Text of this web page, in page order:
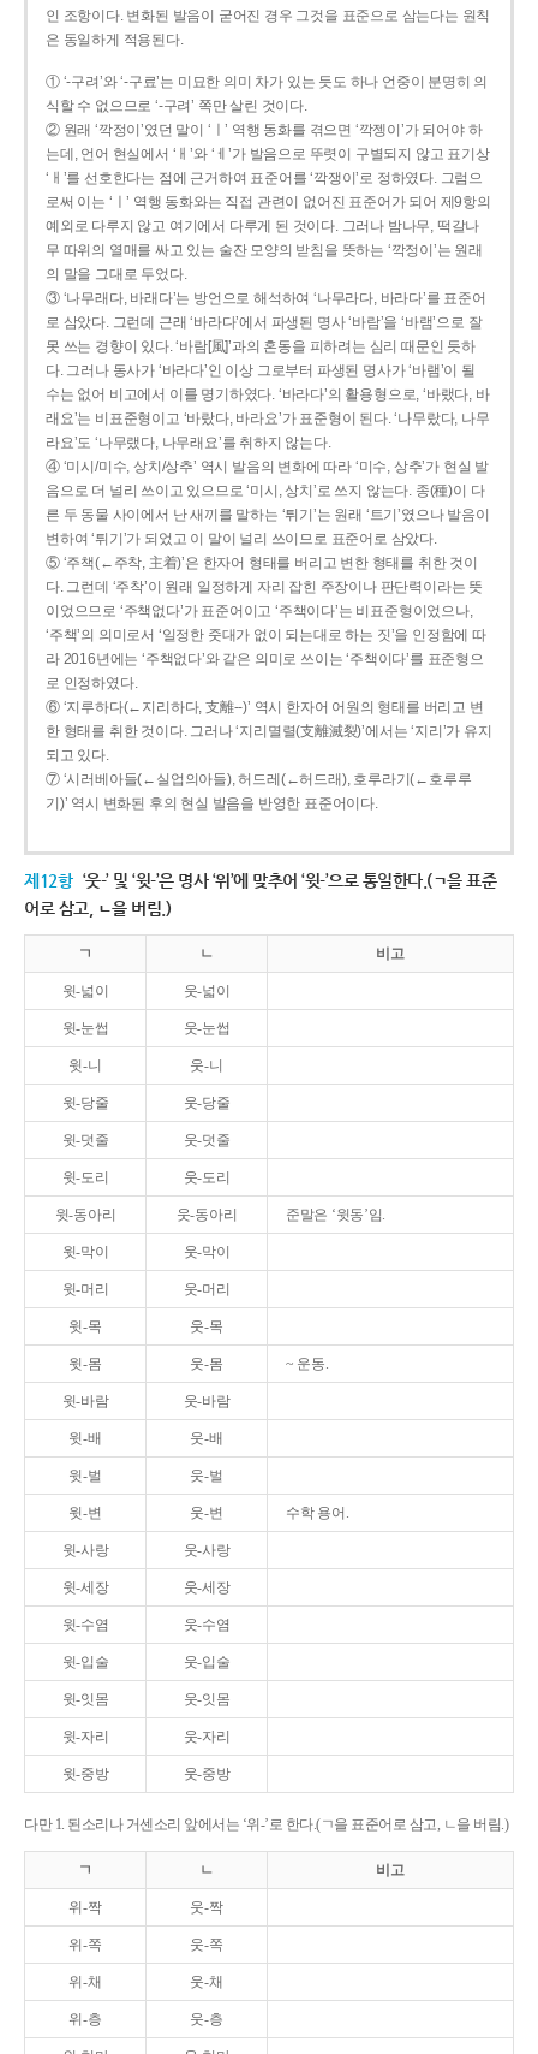
인 조항이다. 변화된 발음이 굳어진 경우 그것을 표준으로 삼는다는 원칙
은 동일하게 적용된다.
① ‘-구려’와 ‘-구료’는 미묘한 의미 차가 있는 듯도 하나 언중이 분명히 의
식할 수 없으므로 ‘-구려’ 쪽만 살린 것이다.
② 원래 ‘깍정이’였던 말이 ‘ㅣ’ 역행 동화를 겪으면 ‘깍젱이’가 되어야 하
는데, 언어 현실에서 ‘ㅐ’와 ‘ㅔ’가 발음으로 뚜렷이 구별되지 않고 표기상
‘ㅐ’를 선호한다는 점에 근거하여 표준어를 ‘깍쟁이’로 정하였다. 그럼으
로써 이는 ‘ㅣ’ 역행 동화와는 직접 관련이 없어진 표준어가 되어 제9항의
예외로 다루지 않고 여기에서 다루게 된 것이다. 그러나 밤나무, 떡갈나
무 따위의 열매를 싸고 있는 술잔 모양의 받침을 뜻하는 ‘깍정이’는 원래
의 말을 그대로 두었다.
③ ‘나무래다, 바래다’는 방언으로 해석하여 ‘나무라다, 바라다’를 표준어
로 삼았다. 그런데 근래 ‘바라다’에서 파생된 명사 ‘바람’을 ‘바램’으로 잘
못 쓰는 경향이 있다. ‘바람[風]’과의 혼동을 피하려는 심리 때문인 듯하
다. 그러나 동사가 ‘바라다’인 이상 그로부터 파생된 명사가 ‘바램’이 될
수는 없어 비고에서 이를 명기하였다. ‘바라다’의 활용형으로, ‘바랬다, 바
래요’는 비표준형이고 ‘바랐다, 바라요’가 표준형이 된다. ‘나무랐다, 나무
라요’도 ‘나무랬다, 나무래요’를 취하지 않는다.
④ ‘미시/미수, 상치/상추’ 역시 발음의 변화에 따라 ‘미수, 상추’가 현실 발
음으로 더 널리 쓰이고 있으므로 ‘미시, 상치’로 쓰지 않는다. 종(種)이 다
른 두 동물 사이에서 난 새끼를 말하는 ‘튀기’는 원래 ‘트기’였으나 발음이
변하여 ‘튀기’가 되었고 이 말이 널리 쓰이므로 표준어로 삼았다.
⑤ ‘주책(←주착, 主着)’은 한자어 형태를 버리고 변한 형태를 취한 것이
다. 그런데 ‘주착’이 원래 일정하게 자리 잡힌 주장이나 판단력이라는 뜻
이었으므로 ‘주책없다’가 표준어이고 ‘주책이다’는 비표준형이었으나,
‘주책’의 의미로서 ‘일정한 줏대가 없이 되는대로 하는 짓’을 인정함에 따
라 2016년에는 ‘주책없다’와 같은 의미로 쓰이는 ‘주책이다’를 표준형으
로 인정하였다.
⑥ ‘지루하다(←지리하다, 支離--)’ 역시 한자어 어원의 형태를 버리고 변
한 형태를 취한 것이다. 그러나 ‘지리멸렬(支離滅裂)’에서는 ‘지리’가 유지
되고 있다.
⑦ ‘시러베아들(←실업의아들), 허드레(←허드래), 호루라기(←호루루
기)’ 역시 변화된 후의 현실 발음을 반영한 표준어이다.
제12항 ‘웃-’ 및 ‘윗-’은 명사 ‘위’에 맞추어 ‘윗-’으로 통일한다.(ㄱ을 표준
어로 삼고, ㄴ을 버림.)
ㄱ ㄴ 비고
윗-넓이 웃-넓이
윗-눈썹 웃-눈썹
윗-니 웃-니
윗-당줄 웃-당줄
윗-덧줄 웃-덧줄
윗-도리 웃-도리
윗-동아리 웃-동아리 준말은 ‘윗동’임.
윗-막이 웃-막이
윗-머리 웃-머리
윗-목 웃-목
윗-몸 웃-몸 ~ 운동.
윗-바람 웃-바람
윗-배 웃-배
윗-벌 웃-벌
윗-변 웃-변 수학 용어.
윗-사랑 웃-사랑
윗-세장 웃-세장
윗-수염 웃-수염
윗-입술 웃-입술
윗-잇몸 웃-잇몸
윗-자리 웃-자리
윗-중방 웃-중방
다만 1. 된소리나 거센소리 앞에서는 ‘위-’로 한다.(ㄱ을 표준어로 삼고, ㄴ을 버림.)
ㄱ ㄴ 비고
위-짝 웃-짝
위-쪽 웃-쪽
위-채 웃-채
위-층 웃-층